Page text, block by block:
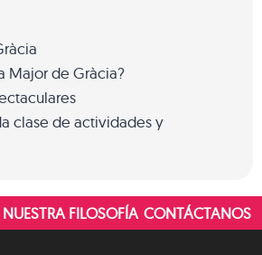
Major de Gràcia?
clase de actividades y
NUESTRA FILOSOFÍA CONTÁCTANOS